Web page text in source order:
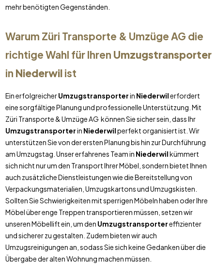
mehr benötigten Gegenständen.
Warum Züri Transporte & Umzüge AG die
richtige Wahl für Ihren Umzugstransporter
in Niederwilist
Ein erfolgreicherUmzugstransporterin Niederwilerfordert
eine sorgfältige Planung und professionelle Unterstützung. Mit
Züri Transporte & Umzüge AG können Sie sicher sein, dass Ihr
Umzugstransporterin Niederwilperfekt organisiert ist. Wir
unterstützen Sie von der ersten Planung bis hin zur Durchführung
am Umzugstag. Unser erfahrenes Team in Niederwilkümmert
sich nicht nur um den Transport Ihrer Möbel, sondern bietet Ihnen
auch zusätzliche Dienstleistungen wie die Bereitstellung von
Verpackungsmaterialien, Umzugskartons und Umzugskisten.
Sollten Sie Schwierigkeiten mit sperrigen Möbeln haben oder Ihre
Möbel über enge Treppen transportieren müssen, setzen wir
unseren Möbellift ein, um den Umzugstransportereffizienter
und sicherer zu gestalten. Zudem bieten wir auch
Umzugsreinigungen an, sodass Sie sich keine Gedanken über die
Übergabe der alten Wohnung machen müssen.